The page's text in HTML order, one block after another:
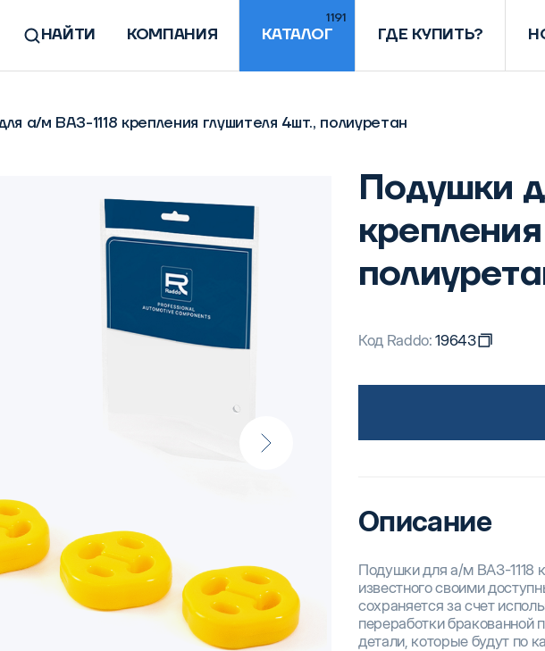
НАЙТИ КОМПАНИЯ КАТАЛОГ
1191
ГДЕ КУПИТЬ?
а/м ВАЗ-1118 крепления глушителя 4шт., полиуретан
Подушки
Код Raddo:19643
Описание
Подушки для а/м ВАЗ-1118
известного своими
сохраняется за счет
переработки бракованной
детали, которые будут по